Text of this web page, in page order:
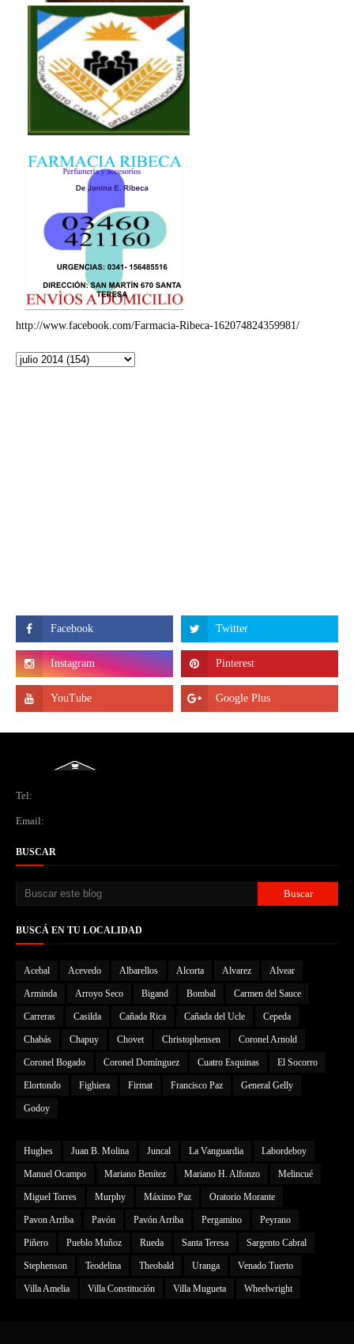
http://www.facebook.com/Farmacia-Ribeca-162074824359981/
Tel:
Email:
BUSCAR
BUSCÁ EN TU LOCALIDAD
Acebal Acevedo Albarellos Alcorta Alvarez Alvear
Arminda Arroyo Seco Bigand Bombal Carmen del Sauce
Carreras Casilda Cañada Rica Cañada del Ucle Cepeda
Chabás Chapuy Chovet Christophensen Coronel Arnold
Coronel Bogado Coronel Domínguez Cuatro Esquinas El Socorro
Elortondo Fighiera Firmat Francisco Paz General Gelly
Godoy
Hughes Juan B. Molina Juncal La Vanguardia Labordeboy
Manuel Ocampo Mariano Benítez Mariano H. Alfonzo Melincué
Miguel Torres Murphy Máximo Paz Oratorio Morante
Pavon Arriba Pavón Pavón Arriba Pergamino Peyrano
Piñero Pueblo Muñoz Rueda Santa Teresa Sargento Cabral
Stephenson Teodelina Theobald Uranga Venado Tuerto
Villa Amelia Villa Constitución Villa Mugueta Wheelwright